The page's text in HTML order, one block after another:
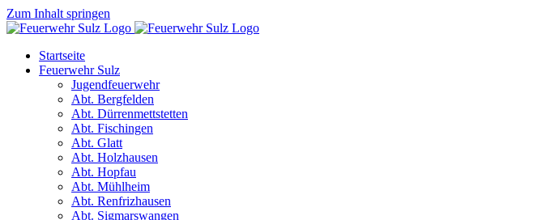
Zum Inhalt springen
Startseite
Feuerwehr Sulz
Jugendfeuerwehr
Abt. Bergfelden
Abt. Dürrenmettstetten
Abt. Fischingen
Abt. Glatt
Abt. Holzhausen
Abt. Hopfau
Abt. Mühlheim
Abt. Renfrizhausen
Abt. Sigmarswangen